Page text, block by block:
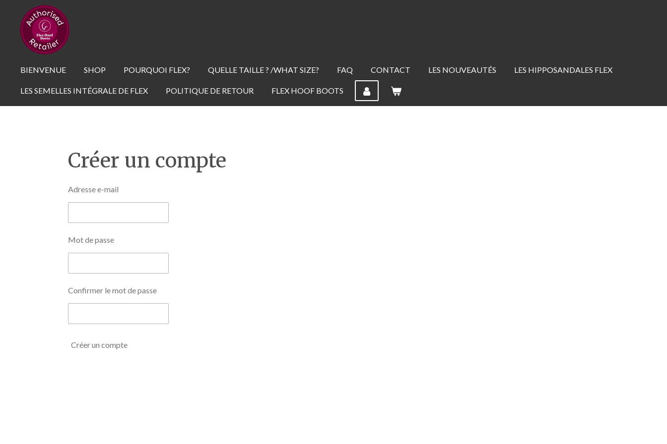
Passer
contenu
principal
BIENVENUE SHOP POURQUOI FLEX? QUELLE TAILLE ? /WHAT SIZE? FAQ CONTACT LES NOUVEAUTÉS LES HIPPOSANDALES FLEX
LES SEMELLES INTÉGRALE DE FLEX POLITIQUE DE RETOUR FLEX HOOF BOOTS
Créer un compte
Adresse e-mail
Mot de passe
Confirmer le mot de passe
Créer un compte